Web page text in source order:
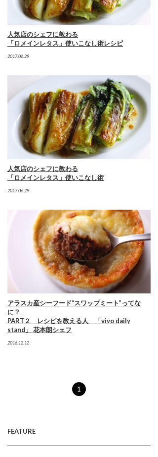
人気店のシェフに教わる
「ロメインレタス」使いこなし術レシピ
2017.06.29
人気店のシェフに教わる
「ロメインレタス」使いこなし術
2017.06.29
アラスカ産シーフード“スワップミート”ってな
に？
PART２ レシピを教える人 「vivo daily
stand」 花本朗シェフ
2016.12.12
1
FEATURE